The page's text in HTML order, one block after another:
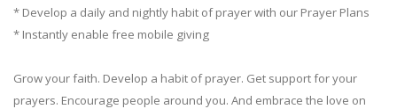
* Develop a daily and nightly habit of prayer with our Prayer Plans
* Instantly enable free mobile giving
Grow your faith. Develop a habit of prayer. Get support for your
prayers. Encourage people around you. And embrace the love on